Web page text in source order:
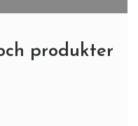
produkter